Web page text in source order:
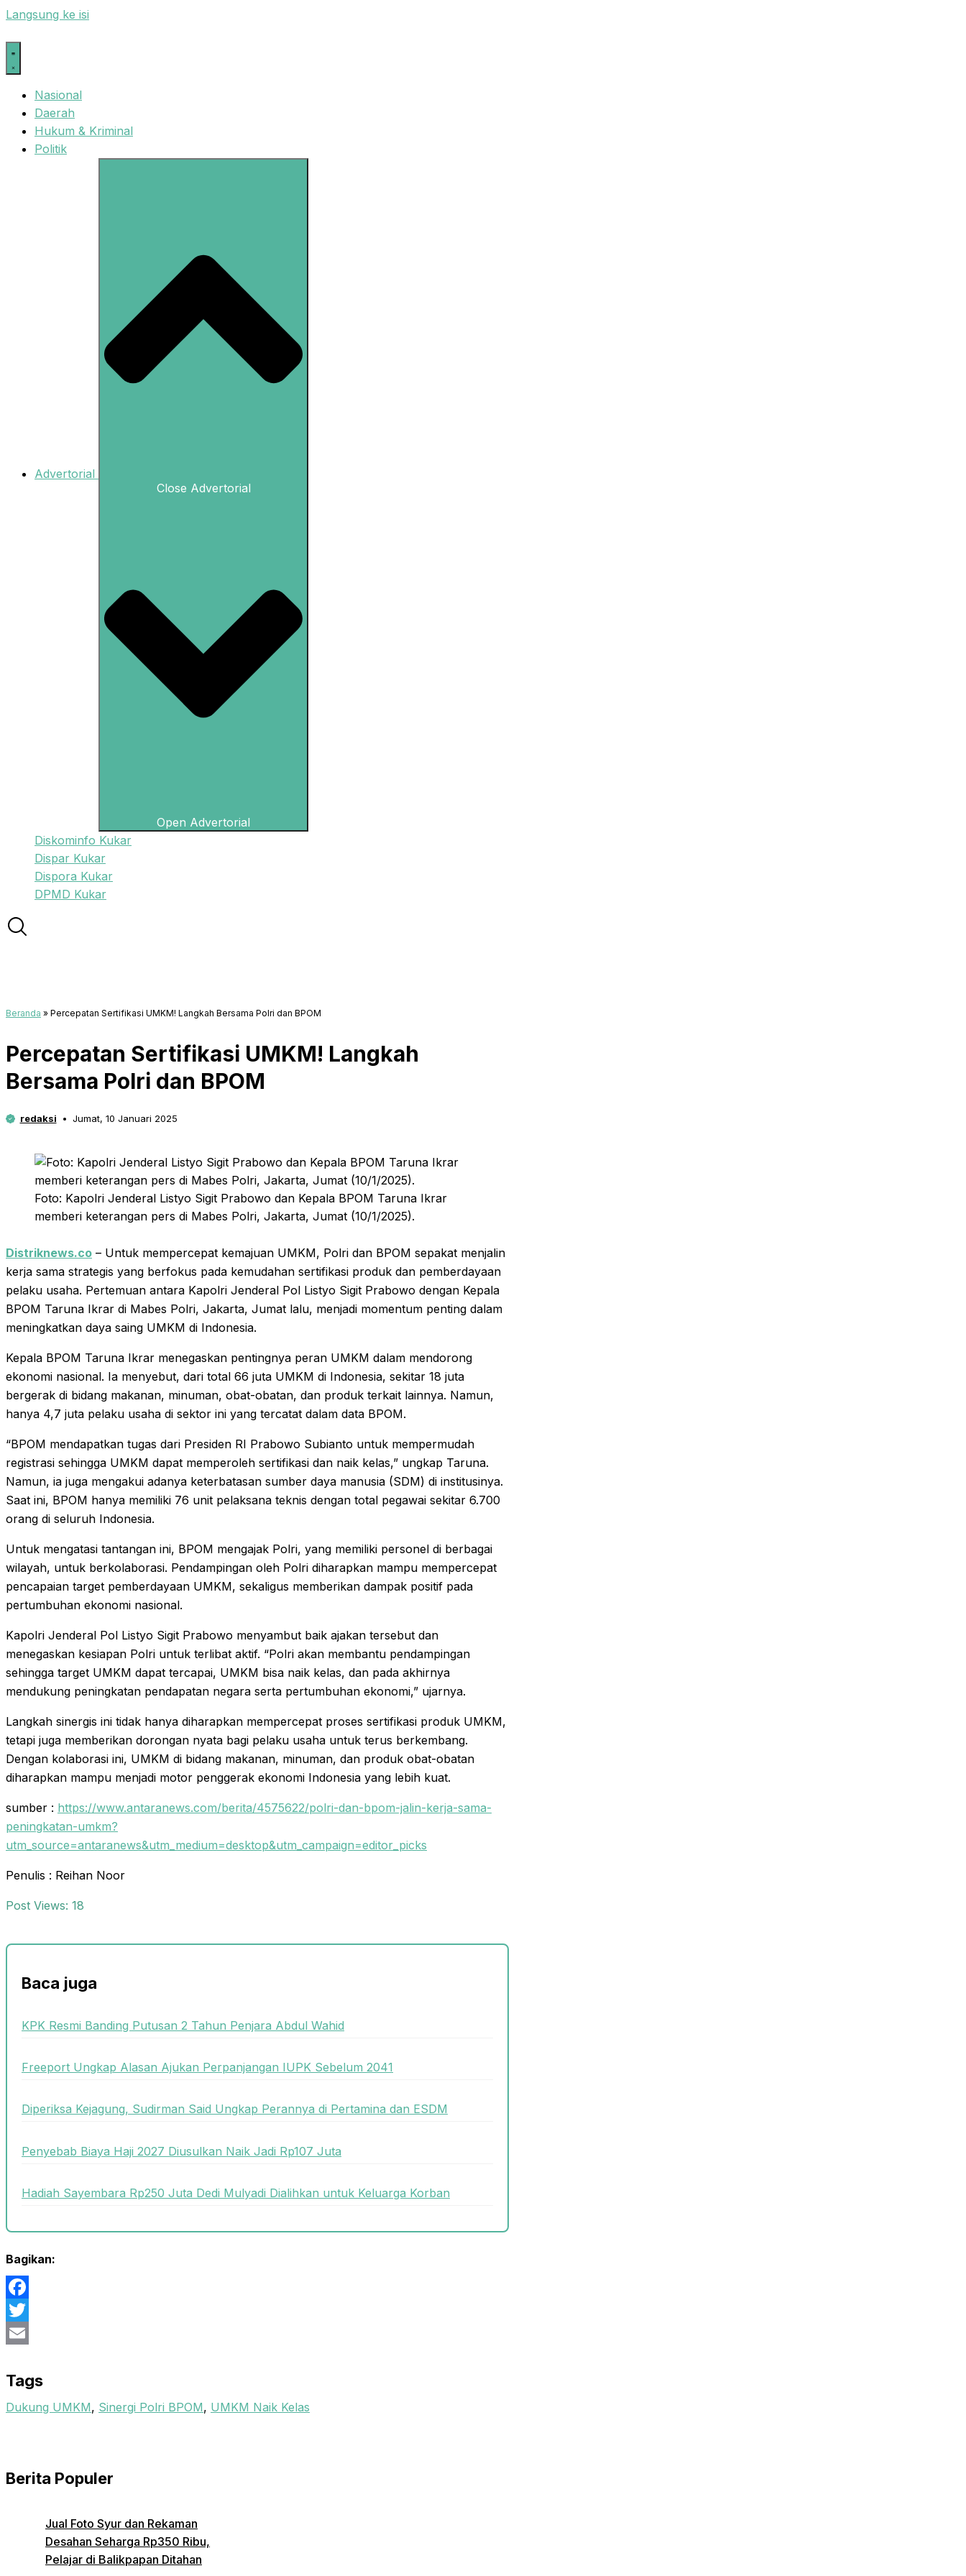
Langsung ke isi
Nasional
Daerah
Hukum & Kriminal
Politik
Advertorial
Close Advertorial
Open Advertorial
Diskominfo Kukar
Dispar Kukar
Dispora Kukar
DPMD Kukar
Beranda » Percepatan Sertifikasi UMKM! Langkah Bersama Polri dan BPOM
Percepatan Sertifikasi UMKM! Langkah
Bersama Polri dan BPOM
redaksi Jumat, 10 Januari 2025
Foto: Kapolri Jenderal Listyo Sigit Prabowo dan Kepala BPOM Taruna Ikrar
memberi keterangan pers di Mabes Polri, Jakarta, Jumat (10/1/2025).
Distriknews.co – Untuk mempercepat kemajuan UMKM, Polri dan BPOM sepakat menjalin
kerja sama strategis yang berfokus pada kemudahan sertifikasi produk dan pemberdayaan
pelaku usaha. Pertemuan antara Kapolri Jenderal Pol Listyo Sigit Prabowo dengan Kepala
BPOM Taruna Ikrar di Mabes Polri, Jakarta, Jumat lalu, menjadi momentum penting dalam
meningkatkan daya saing UMKM di Indonesia.
Kepala BPOM Taruna Ikrar menegaskan pentingnya peran UMKM dalam mendorong
ekonomi nasional. Ia menyebut, dari total 66 juta UMKM di Indonesia, sekitar 18 juta
bergerak di bidang makanan, minuman, obat-obatan, dan produk terkait lainnya. Namun,
hanya 4,7 juta pelaku usaha di sektor ini yang tercatat dalam data BPOM.
“BPOM mendapatkan tugas dari Presiden RI Prabowo Subianto untuk mempermudah
registrasi sehingga UMKM dapat memperoleh sertifikasi dan naik kelas,” ungkap Taruna.
Namun, ia juga mengakui adanya keterbatasan sumber daya manusia (SDM) di institusinya.
Saat ini, BPOM hanya memiliki 76 unit pelaksana teknis dengan total pegawai sekitar 6.700
orang di seluruh Indonesia.
Untuk mengatasi tantangan ini, BPOM mengajak Polri, yang memiliki personel di berbagai
wilayah, untuk berkolaborasi. Pendampingan oleh Polri diharapkan mampu mempercepat
pencapaian target pemberdayaan UMKM, sekaligus memberikan dampak positif pada
pertumbuhan ekonomi nasional.
Kapolri Jenderal Pol Listyo Sigit Prabowo menyambut baik ajakan tersebut dan
menegaskan kesiapan Polri untuk terlibat aktif. “Polri akan membantu pendampingan
sehingga target UMKM dapat tercapai, UMKM bisa naik kelas, dan pada akhirnya
mendukung peningkatan pendapatan negara serta pertumbuhan ekonomi,” ujarnya.
Langkah sinergis ini tidak hanya diharapkan mempercepat proses sertifikasi produk UMKM,
tetapi juga memberikan dorongan nyata bagi pelaku usaha untuk terus berkembang.
Dengan kolaborasi ini, UMKM di bidang makanan, minuman, dan produk obat-obatan
diharapkan mampu menjadi motor penggerak ekonomi Indonesia yang lebih kuat.
sumber : https://www.antaranews.com/berita/4575622/polri-dan-bpom-jalin-kerja-sama-
peningkatan-umkm?
utm_source=antaranews&utm_medium=desktop&utm_campaign=editor_picks
Penulis : Reihan Noor
Post Views: 18
Baca juga
KPK Resmi Banding Putusan 2 Tahun Penjara Abdul Wahid
Freeport Ungkap Alasan Ajukan Perpanjangan IUPK Sebelum 2041
Diperiksa Kejagung, Sudirman Said Ungkap Perannya di Pertamina dan ESDM
Penyebab Biaya Haji 2027 Diusulkan Naik Jadi Rp107 Juta
Hadiah Sayembara Rp250 Juta Dedi Mulyadi Dialihkan untuk Keluarga Korban
Bagikan:
Facebook
Twitter
Tags
Dukung UMKM, Sinergi Polri BPOM, UMKM Naik Kelas
Berita Populer
Jual Foto Syur dan Rekaman
Desahan Seharga Rp350 Ribu,
Pelajar di Balikpapan Ditahan